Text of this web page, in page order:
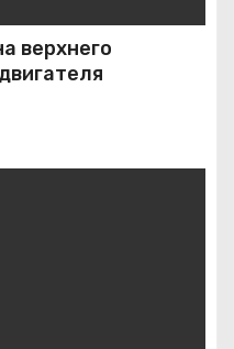
верхнего